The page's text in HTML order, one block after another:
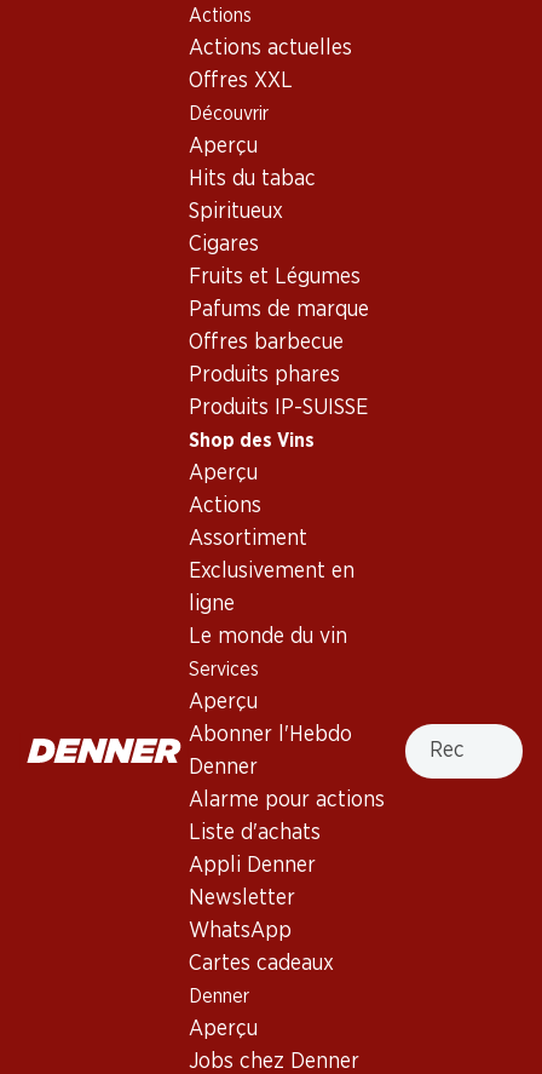
Actions
Actions actuelles
Offres XXL
Découvrir
Aperçu
Hits du tabac
Spiritueux
Cigares
Fruits et Légumes
Pafums de marque
Offres barbecue
Produits phares
Produits IP-SUISSE
Shop des Vins
Aperçu
Actions
Assortiment
Exclusivement en
ligne
Le monde du vin
Services
Aperçu
Abonner l'Hebdo
Denner
Alarme pour actions
Liste d'achats
Appli Denner
Newsletter
WhatsApp
Cartes cadeaux
Denner
Aperçu
Jobs chez Denner
Recherche
Shop des Vins
Gamay - Rosé
Le Moineau Dôle Blanche du
Heldenrosé du Valais AOC
2025
* Comparaison concurrentielle
Le Moineau Dôle Blanche du
Bouteille: 9.80
(26)
Roses Vives Rosé de Gamay